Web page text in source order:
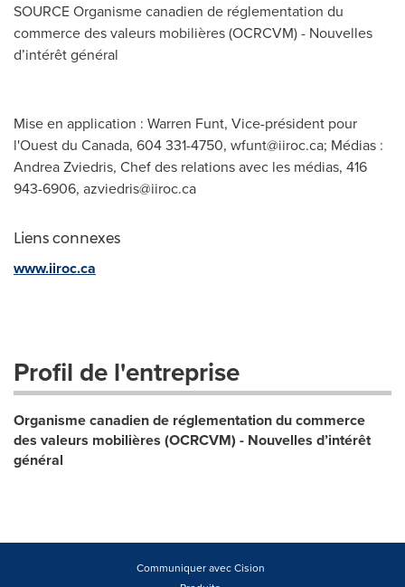
SOURCE Organisme canadien de réglementation du
commerce des valeurs mobilières (OCRCVM) - Nouvelles
d’intérêt général
Mise en application : Warren Funt, Vice-président pour
l'Ouest du Canada, 604 331-4750, wfunt@iiroc.ca; Médias :
Andrea Zviedris, Chef des relations avec les médias, 416
943-6906, azviedris@iiroc.ca
Liens connexes
www.iiroc.ca
Profil de l'entreprise
Organisme canadien de réglementation du commerce
des valeurs mobilières (OCRCVM) - Nouvelles d’intérêt
général
Communiquer avec Cision